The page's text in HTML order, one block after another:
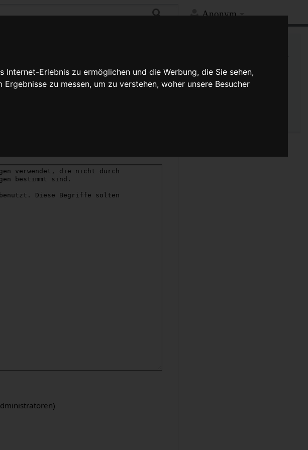
Erlebnis zu ermöglichen und die Werbung, die Sie sehen,
zu messen, um zu verstehen, woher unsere Besucher
Anonym
Quelltext anzeigen Versionsgeschichte
Links auf diese Seite
Änderungen an verlinkten
Seiten